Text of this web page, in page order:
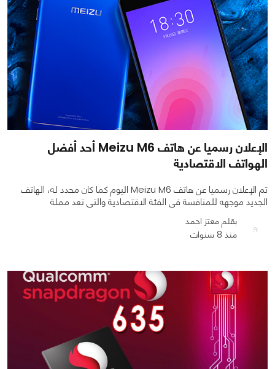
الإعلان رسميا عن هاتف Meizu M6 أحد أفضل
الهواتف الاقتصادية
تم الإعلان رسميا عن هاتف Meizu M6 اليوم كما كان محدد له، الهاتف
الجديد موجهه للمنافسة فى الفئة الاقتصادية والتى تعد مملة
بقلم معتز احمد
منذ 8 سنوات